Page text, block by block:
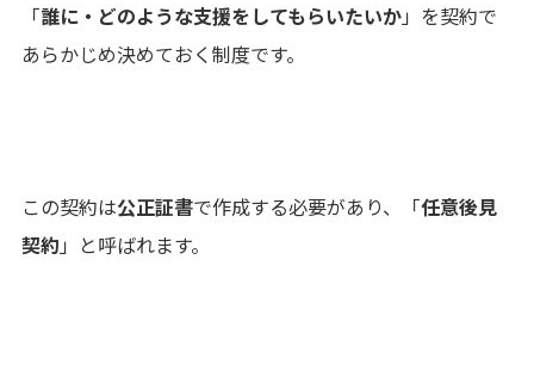
「誰に・どのような支援をしてもらいたいか」を契約で
あらかじめ決めておく制度です。
この契約は公正証書で作成する必要があり、「任意後見
契約 」と呼ばれます。